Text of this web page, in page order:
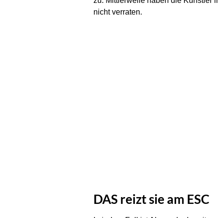
nicht verraten.
DAS reizt sie am ESC